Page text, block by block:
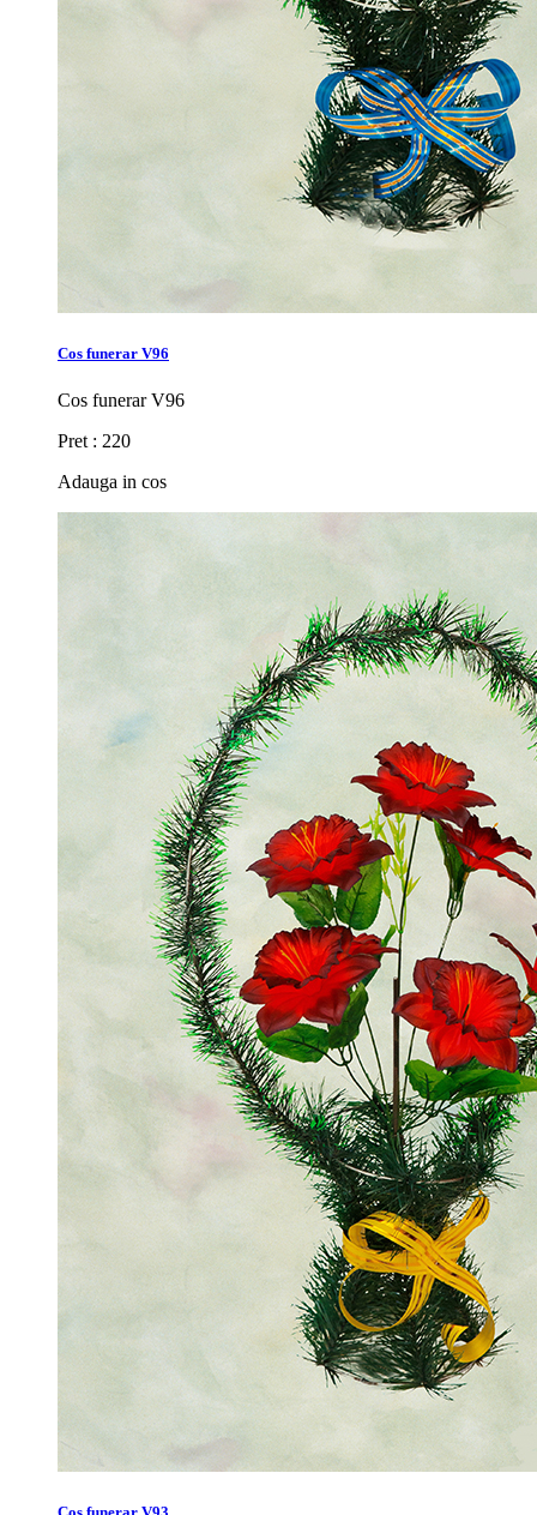
Cos funerar V96
Cos funerar V96
Pret : 220
Adauga in cos